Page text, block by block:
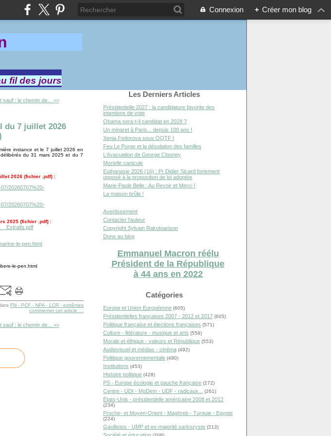
Connexion + Créer mon blog
fil des jours
sauf : le chemin de... >>
du 7 juillet 2026
instance et le 7 juillet 2026 en
du 31 mars 2025 et du 7
2026 (fichier .pdf) :
20260707%20-
20260707%20-
2025 (fichier .pdf) :
le-pen.html
le-pen.html
FN - PCF - NPA - LCR - extrêmes
commenter cet article
sauf : le chemin de... >>
Les Derniers Articles
Présidentielle 2027 : la candidature favorite des
intentions de vote
Obama sera-t-il candidat en 2028 ?
Un minaret à Paris... depuis 100 ans !
Xenia Fedorova sous OQTF !
Feu Le Porge et la désolation des familles
L'évacuation de George Clooney
Mortelle canicule
Euthanasie 2026 (16) : Pr Didier Sicard fortement
opposé à la proposition de loi adoptée
Marie-Paule Belle : Au Revoir et Merci !
La maison brûle !
Avertissement
Contacter l'auteur
Copyright Sylvain Rakotoarison
Dons au blog
Emmanuel Macron réélu
Président de la République
à 44 ans en 2022
Catégories
Europe et Union Européenne (605)
Présidentielles françaises 2007 - 2012 et 2017 (605)
Politique française et élections françaises (571)
Culture - littérature - musique et arts (558)
Morale et éthique - valeurs et République (553)
Audiovisuel et médias - cinéma (492)
Politique gouvernementale (480)
Institutions (453)
Histoire politique (428)
PS - Europe écologie et gauche française (272)
Centre - UDI - MoDem - UDF - radicaux... (261)
États-Unis - présidentielle américaine 2008 et 2012
(234)
Proche- et Moyen-Orient - Maghreb - Turquie - Egypte
(224)
Gaullistes - UMP et ex-majorité sarkozyste (213)